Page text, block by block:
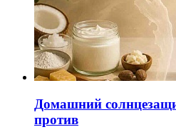
Домашний
против